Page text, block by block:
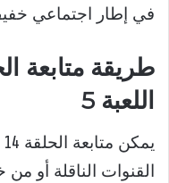
في إطار اجتماعي
اللعبة 5
القنوات الناقلة أو